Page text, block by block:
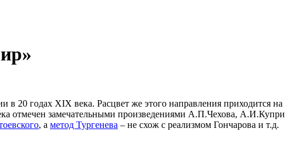
в 20 годах XIX века. Расцвет же этого направления приходится
отмечен замечательными произведениями А.П.Чехова,
, а метод Тургенева – не схож с реализмом Гончарова и т.д.